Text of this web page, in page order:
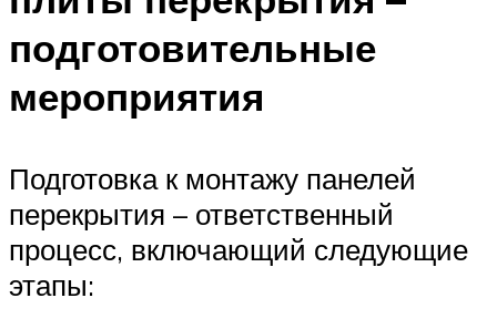
подготовительные
мероприятия
Подготовка к монтажу панелей
перекрытия – ответственный
процесс, включающий следующие
этапы: